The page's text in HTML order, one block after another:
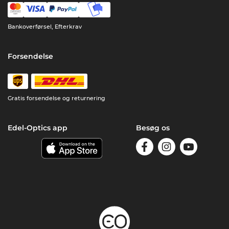
Bankoverførsel, Efterkrav
Forsendelse
Gratis forsendelse og returnering
Edel-Optics app Besøg os